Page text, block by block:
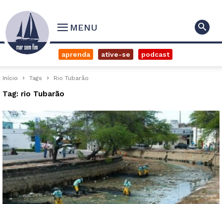
MENU
aprenda ative-se podcast
Início Tags Rio Tubarão
Tag: rio Tubarão